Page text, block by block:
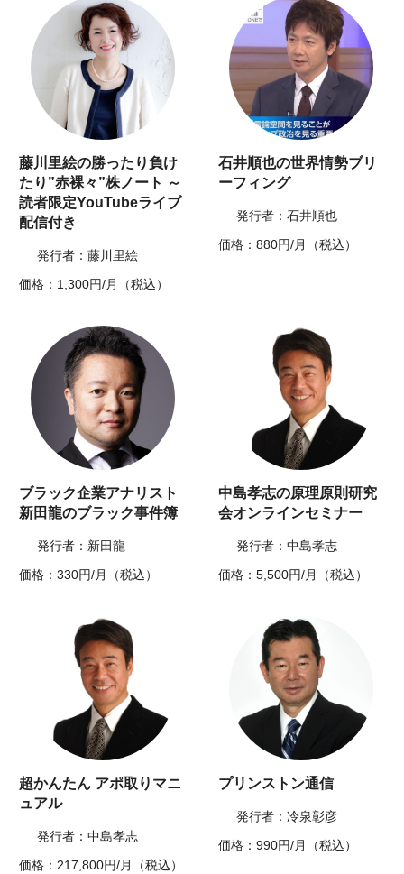
藤川里絵の勝ったり負け
たり”赤裸々”株ノート ～
読者限定YouTubeライブ
配信付き
発行者：藤川里絵
価格：1,300円/月（税込）
石井順也の世界情勢ブリ
ーフィング
発行者：石井順也
価格：880円/月（税込）
ブラック企業アナリスト
新田龍のブラック事件簿
発行者：新田龍
価格：330円/月（税込）
中島孝志の原理原則研究
会オンラインセミナー
発行者：中島孝志
価格：5,500円/月（税込）
超かんたん アポ取りマニ
ュアル
発行者：中島孝志
価格：217,800円/月（税込）
プリンストン通信
発行者：冷泉彰彦
価格：990円/月（税込）